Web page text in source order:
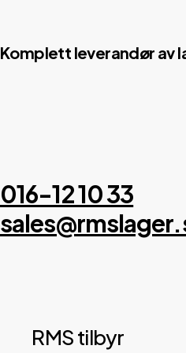
Komplett leverandør av
016-12 10 33
RMS tilbyr